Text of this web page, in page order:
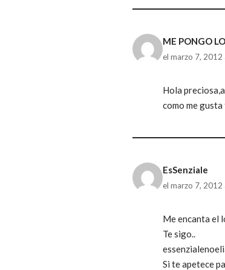
ME PONGO
el marzo 7, 2012
Hola
como me
EsSenziale
el marzo 7, 2012
Me encanta el
Te sigo..
Si te apetece